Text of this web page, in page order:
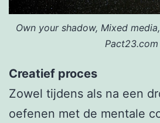
Own your shadow, Mixed
Pact23.com
Creatief proces
Zowel tijdens als na een
oefenen met de mentale